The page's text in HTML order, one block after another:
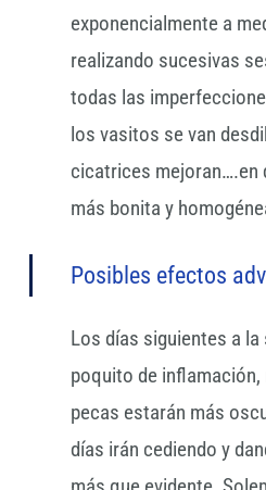
exponencialmente a
realizando sucesivas
todas las
los vasitos se van
cicatrices mejoran….en
más bonita y
Posibles efectos
Los días siguientes a la
poquito de
pecas estarán más
días irán cediendo y